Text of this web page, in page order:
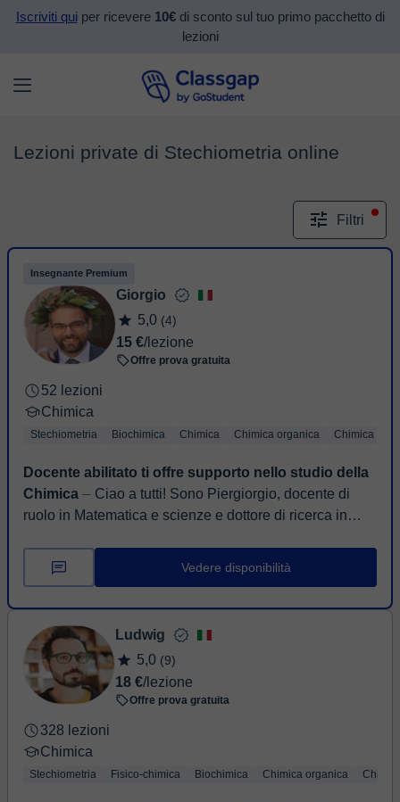
Iscriviti quiper ricevere 10€di sconto sul tuo primo pacchetto di
lezioni
Lezioni private di Stechiometria online
Filtri
Insegnante Premium
Giorgio
5,0 (4)
15 €/lezione
Offre prova gratuita
52 lezioni
Chimica
Stechiometria Biochimica Chimica Chimica organica Chimica di
Docente abilitato ti offre supporto nello studio della
Chimica ⏤ Ciao a tutti! Sono Piergiorgio, docente di
ruolo in Matematica e scienze e dottore di ricerca in
Vedere disponibilità
Ludwig
5,0 (9)
18 €/lezione
Offre prova gratuita
328 lezioni
Chimica
Stechiometria Fisico-chimica Biochimica Chimica organica